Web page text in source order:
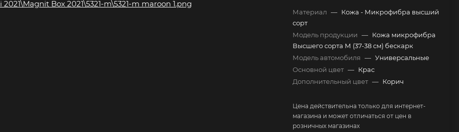
Материал — Кожа - Микрофибра высший
сорт
Модель продукции — Кожа микрофибра
Высшего сорта М (37-38 см) бескарк
Модель автомобиля — Универсальные
Основной цвет — Крас
Дополнительный цвет — Корич
Цена действительна только для интернет-
магазина и может отличаться от цен в
розничных магазинах